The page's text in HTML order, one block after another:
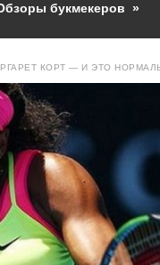
букмекеров »
КОРТ — И ЭТО